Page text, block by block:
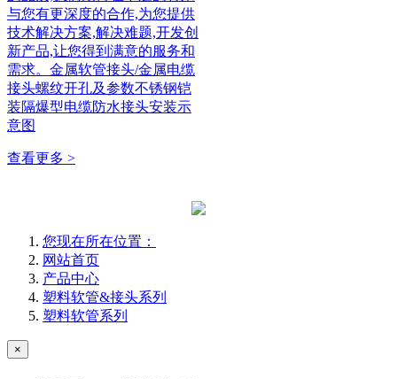
与您有更深度的合作,为您提供
技术解决方案,解决难题,开发创
新产品,让您得到满意的服务和
需求。金属软管接头/金属电缆
接头螺纹开孔及参数不锈钢铠
装隔爆型电缆防水接头安装示
意图
查看更多 >
您现在所在位置：
网站首页
产品中心
塑料软管&接头系列
塑料软管系列
×